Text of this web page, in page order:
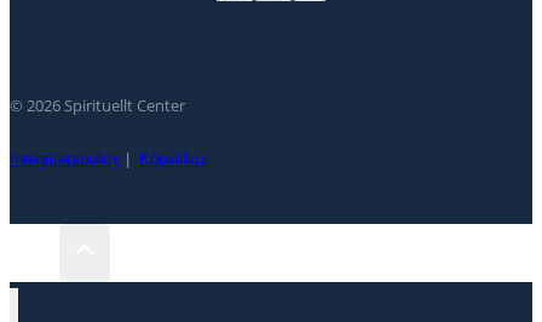
© 2026 Spirituellt Center
Integritetspolicy Köpvillkor